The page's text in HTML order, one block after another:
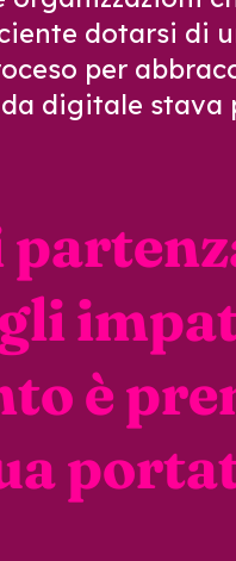
dotarsi di
per
digitale stava
è